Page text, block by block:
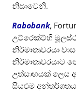
නිසාවෙනි.
Rabobank,
උට්රෙක්ට්හි
නිර්මාතෘවරයා
නිර්මාතෘවරයාට
උත්සාහයක් ලෙස
සියළුම